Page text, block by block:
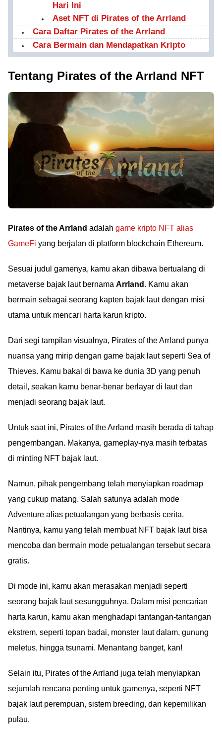
Hari Ini
Aset NFT di Pirates of the Arrland
Cara Daftar Pirates of the Arrland
Cara Bermain dan Mendapatkan Kripto
Tentang Pirates of the Arrland NFT
Pirates of the Arrland adalah game kripto NFT alias
GameFi yang berjalan di platform blockchain Ethereum.
Sesuai judul gamenya, kamu akan dibawa bertualang di
metaverse bajak laut bernama Arrland . Kamu akan
bermain sebagai seorang kapten bajak laut dengan misi
utama untuk mencari harta karun kripto.
Dari segi tampilan visualnya, Pirates of the Arrland punya
nuansa yang mirip dengan game bajak laut seperti Sea of
Thieves. Kamu bakal di bawa ke dunia 3D yang penuh
detail, seakan kamu benar-benar berlayar di laut dan
menjadi seorang bajak laut.
Untuk saat ini, Pirates of the Arrland masih berada di tahap
pengembangan. Makanya, gameplay-nya masih terbatas
di minting NFT bajak laut.
Namun, pihak pengembang telah menyiapkan roadmap
yang cukup matang. Salah satunya adalah mode
Adventure alias petualangan yang berbasis cerita.
Nantinya, kamu yang telah membuat NFT bajak laut bisa
mencoba dan bermain mode petualangan tersebut secara
gratis.
Di mode ini, kamu akan merasakan menjadi seperti
seorang bajak laut sesungguhnya. Dalam misi pencarian
harta karun, kamu akan menghadapi tantangan-tantangan
ekstrem, seperti topan badai, monster laut dalam, gunung
meletus, hingga tsunami. Menantang banget, kan!
Selain itu, Pirates of the Arrland juga telah menyiapkan
sejumlah rencana penting untuk gamenya, seperti NFT
bajak laut perempuan, sistem breeding, dan kepemilikan
pulau.